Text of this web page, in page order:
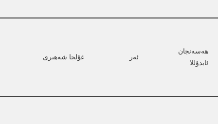
ھەسەنجان
ئابدۇللا
ئەر غۇلجا شەھىرى